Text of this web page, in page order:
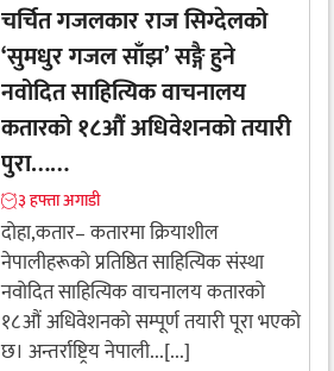
चर्चित गजलकार राज सिग्देलको
‘सुमधुर गजल साँझ’ ​सङ्गै हुने
नवोदित साहित्यिक वाचनालय
कतारको १८औं अधिवेशनको तयारी
पुरा……
३ हफ्ता अगाडी
दोहा,कतार– ​कतारमा क्रियाशील
नेपालीहरूको प्रतिष्ठित साहित्यिक संस्था
नवोदित साहित्यिक वाचनालय कतारको
१८औं अधिवेशनको सम्पूर्ण तयारी पूरा भएको
छ। अन्तर्राष्ट्रिय नेपाली...[...]